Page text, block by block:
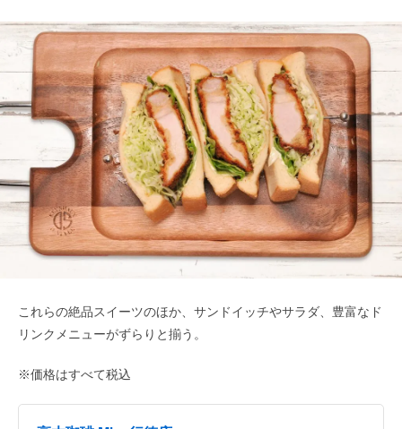
これらの絶品スイーツのほか、サンドイッチやサラダ、豊富なド
リンクメニューがずらりと揃う。
※価格はすべて税込